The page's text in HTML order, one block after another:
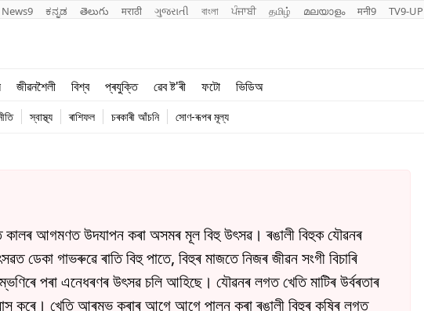
News9 ಕನ್ನಡ తెలుగు मराठी ગુજરાતી বাংলা ਪੰਜਾਬੀ தமிழ் മലയാളം मनी9 TV9-UP
জীৱনশৈলী বিশ্ব প্ৰযুক্তি ৱেব ষ্ট'ৰী ফটো ভিডিঅ
খেল
স্বাস্থ্য ৰাশিফল চৰকাৰী আঁচনি সোণ-ৰূপৰ মূল্য
কালৰ আগমণত উদযাপন কৰা অসমৰ মূল বিহু উৎসৱ। ৰঙালী বিহুক যৌৱনৰ
ডেকা গাভৰুৱে ৰাতি বিহু পাতে, বিহুৰ মাজতে নিজৰ জীৱন সংগী বিচাৰি
পৰা এনেধৰণৰ উৎসৱ চলি আহিছে। যৌৱনৰ লগত খেতি মাটিৰ উৰ্বৰতাৰ
কৰে। খেতি আৰম্ভ কৰাৰ আগে আগে পালন কৰা ৰঙালী বিহুৰ কৃষিৰ লগত